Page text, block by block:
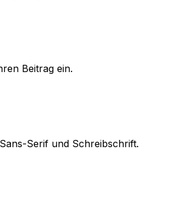
Beitrag ein.
Serif und Schreibschrift.